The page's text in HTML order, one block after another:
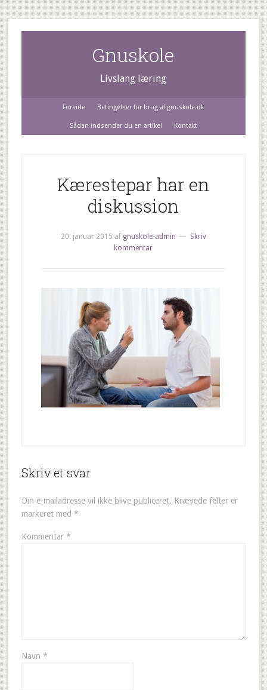
Gnuskole
Livslang læring
Forside Betingelser for brug af gnuskole.dk
Sådan indsender du en artikel Kontakt
Kærestepar har en
diskussion
20. januar 2015 af gnuskole-admin
Skriv
kommentar
Skriv et svar
Din e-mailadresse vil ikke blive publiceret. Krævede felter er
markeret med *
Kommentar *
Navn *